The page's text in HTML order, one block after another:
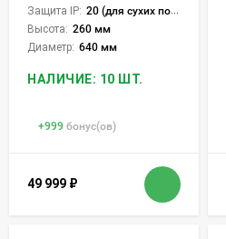
Защита IP: 20 (для сухих пом.)
Высота: 260 мм
Диаметр: 640 мм
НАЛИЧИЕ: 10 ШТ.
+999 бонус(ов)
49 999 ₽